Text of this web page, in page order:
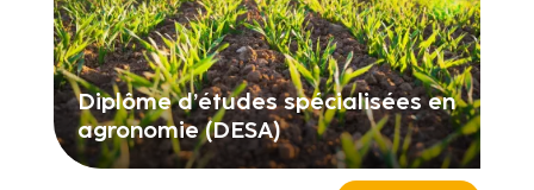
Diplôme d’études spécialisées en
agronomie (DESA)